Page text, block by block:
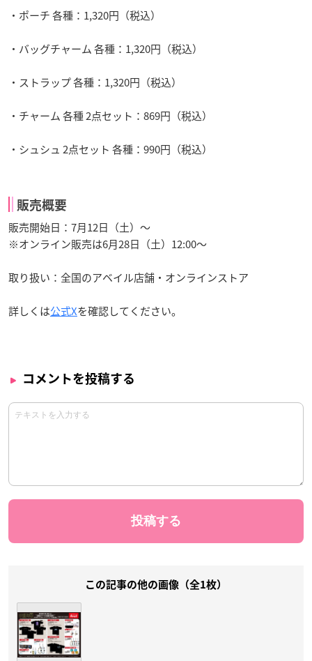
・ポーチ 各種：1,320円（税込）
・バッグチャーム 各種：1,320円（税込）
・ストラップ 各種：1,320円（税込）
・チャーム 各種 2点セット：869円（税込）
・シュシュ 2点セット 各種：990円（税込）
販売概要
販売開始日：7月12日（土）〜
※オンライン販売は6月28日（土）12:00～
取り扱い：全国のアベイル店舗・オンラインストア
詳しくは公式Xを確認してください。
コメントを投稿する
この記事の他の画像（全1枚）